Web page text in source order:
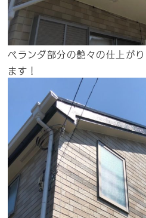
ベランダ部分の艶々の仕上が
ます！